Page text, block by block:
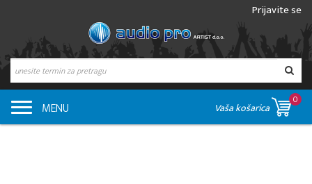
Prijavite se
MENU Vaša košarica
0